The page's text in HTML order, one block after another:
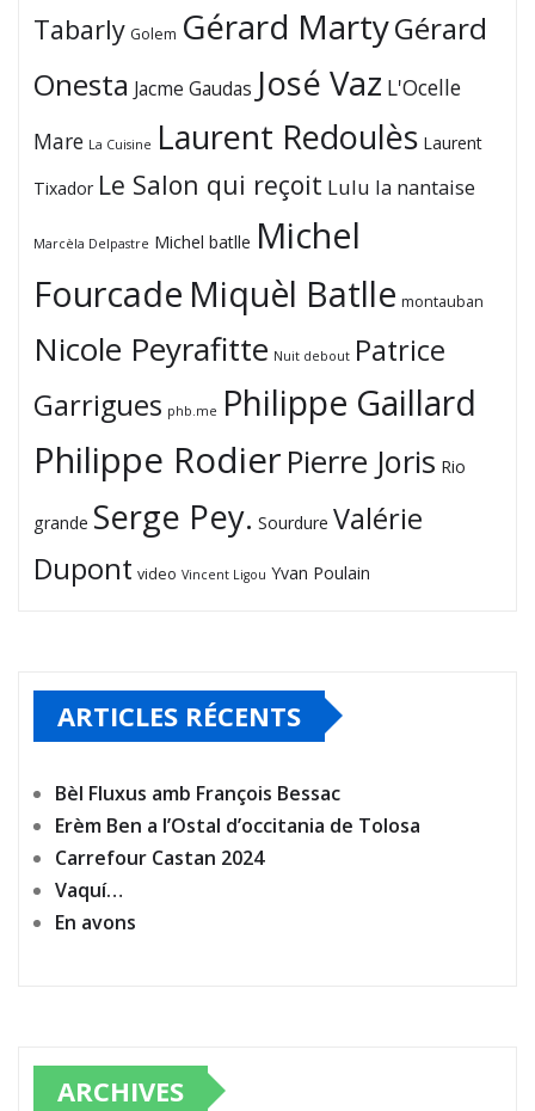
Tabarly Golem Gérard MartyGérard
Onesta Jacme Gaudas José Vaz L'Ocelle
Mare La Cuisine Laurent Redoulès Laurent
Tixador Le Salon qui reçoit Lulu la nantaise
Marcèla Delpastre Michel batlle Michel
Fourcade Miquèl Batlle montauban
Nicole Peyrafitte Nuit debout Patrice
Garrigues phb.me Philippe Gaillard
Philippe Rodier Pierre Joris Rio
grande Serge Pey. Sourdure Valérie
Dupont video Vincent Ligou Yvan Poulain
ARTICLES RÉCENTS
Bèl Fluxus amb François Bessac
Erèm Ben a l’Ostal d’occitania de Tolosa
Carrefour Castan 2024
Vaquí…
En avons
ARCHIVES